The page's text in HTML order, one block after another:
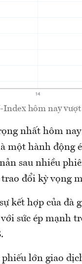
Index hôm nay
nhất hôm
một hành động
sau nhiều
trao đổi kỳ vọng
kết hợp của đà
sức ép mạnh
phiếu lớn giao